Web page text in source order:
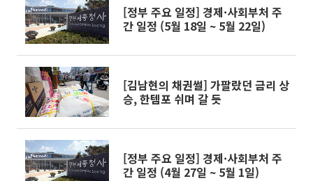
[정부 주요 일정] 경제·사회부처 주
간 일정 (5월 18일 ~ 5월 22일)
[김남현의 채권썰] 가팔랐던 금리 상
승, 한템포 쉬며 갈 듯
[정부 주요 일정] 경제·사회부처 주
간 일정 (4월 27일 ~ 5월 1일)